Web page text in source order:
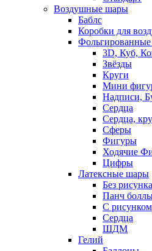
Воздушные шары
Баблс
Коробки для
3D, Куб,
Звёзды
Круги
Мини
Надписи,
Сердца
Сердца,
Сферы
Фигуры
Ходячие
Цифры
Латексные шары
Без рисунка
Панч
С рисунком
Сердца
ШДМ
Гелий